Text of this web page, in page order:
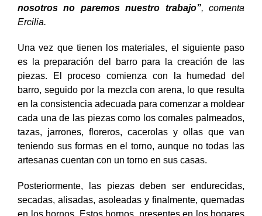
nosotros no paremos nuestro trabajo”, comenta
Ercilia.
Una vez que tienen los materiales, el siguiente paso
es la preparación del barro para la creación de las
piezas. El proceso comienza con la humedad del
barro, seguido por la mezcla con arena, lo que resulta
en la consistencia adecuada para comenzar a moldear
cada una de las piezas como los comales palmeados,
tazas, jarrones, floreros, cacerolas y ollas que van
teniendo sus formas en el torno, aunque no todas las
artesanas cuentan con un torno en sus casas.
Posteriormente, las piezas deben ser endurecidas,
secadas, alisadas, asoleadas y finalmente, quemadas
en los hornos. Estos hornos, presentes en los hogares